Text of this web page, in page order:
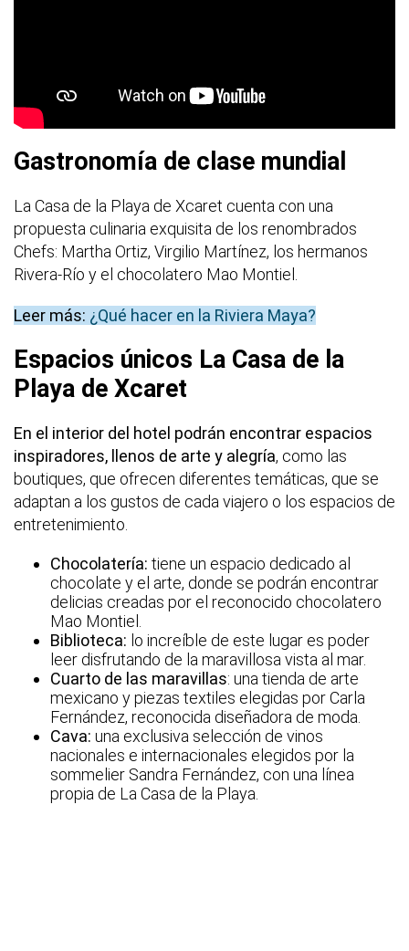
Gastronomía de clase mundial
La Casa de la Playa de Xcaret cuenta con una
propuesta culinaria exquisita de los renombrados
Chefs: Martha Ortiz, Virgilio Martínez, los hermanos
Rivera-Río y el chocolatero Mao Montiel.
Leer más: ¿Qué hacer en la Riviera Maya?
Espacios únicos La Casa de la
Playa de Xcaret
En el interior del hotel podrán encontrar espacios
inspiradores, llenos de arte y alegría, como las
boutiques, que ofrecen diferentes temáticas, que se
adaptan a los gustos de cada viajero o los espacios de
entretenimiento.
Chocolatería: tiene un espacio dedicado al
chocolate y el arte, donde se podrán encontrar
delicias creadas por el reconocido chocolatero
Mao Montiel.
Biblioteca: lo increíble de este lugar es poder
leer disfrutando de la maravillosa vista al mar.
Cuarto de las maravillas: una tienda de arte
mexicano y piezas textiles elegidas por Carla
Fernández, reconocida diseñadora de moda.
Cava: una exclusiva selección de vinos
nacionales e internacionales elegidos por la
sommelier Sandra Fernández, con una línea
propia de La Casa de la Playa.